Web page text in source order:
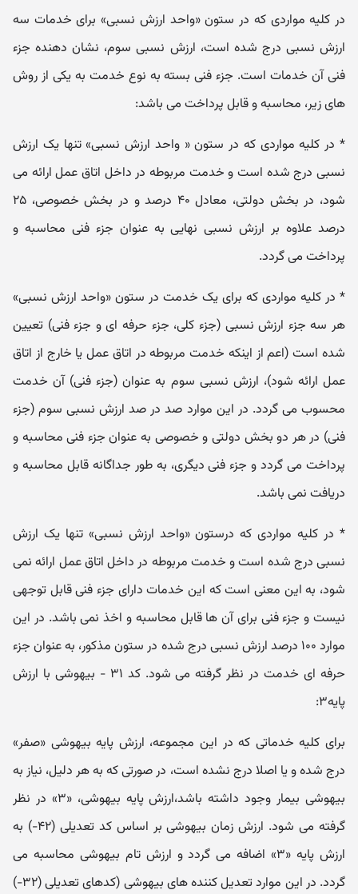
در کلیه مواردی که در ستون «واحد ارزش نسبی» برای خدمات سه
ارزش نسبی درج شده است، ارزش نسبی سوم، نشان دهنده جزء
فنی آن خدمات است. جزء فنی بسته به نوع خدمت به یکی از روش
های زیر، محاسبه و قابل پرداخت می باشد:
* در کلیه مواردی که در ستون « واحد ارزش نسبی» تنها یک ارزش
نسبی درج شده است و خدمت مربوطه در داخل اتاق عمل ارائه می
شود، در بخش دولتی، معادل ۴۰ درصد و در بخش خصوصی، ۲۵
درصد علاوه بر ارزش نسبی نهایی به عنوان جزء فنی محاسبه و
پرداخت می گردد.
* در کلیه مواردی که برای یک خدمت در ستون «واحد ارزش نسبی»
هر سه جزء ارزش نسبی (جزء کلی، جزء حرفه ای و جزء فنی) تعیین
شده است (اعم از اینکه خدمت مربوطه در اتاق عمل یا خارج از اتاق
عمل ارائه شود)، ارزش نسبی سوم به عنوان (جزء فنی) آن خدمت
محسوب می گردد. در این موارد صد در صد ارزش نسبی سوم (جزء
فنی) در هر دو بخش دولتی و خصوصی به عنوان جزء فنی محاسبه و
پرداخت می گردد و جزء فنی دیگری، به طور جداگانه قابل محاسبه و
دریافت نمی باشد.
* در کلیه مواردی که درستون «واحد ارزش نسبی» تنها یک ارزش
نسبی درج شده است و خدمت مربوطه در داخل اتاق عمل ارائه نمی
شود، به این معنی است که این خدمات دارای جزء فنی قابل توجهی
نیست و جزء فنی برای آن ها قابل محاسبه و اخذ نمی باشد. در این
موارد ۱۰۰ درصد ارزش نسبی درج شده در ستون مذکور، به عنوان جزء
حرفه ای خدمت در نظر گرفته می شود. کد ۳۱ - بیهوشی با ارزش
پایه۳:
برای کلیه خدماتی که در این مجموعه، ارزش پایه بیهوشی «صفر»
درج شده و یا اصلا درج نشده است، در صورتی که به هر دلیل، نیاز به
بیهوشی بیمار وجود داشته باشد،ارزش پایه بیهوشی، «۳» در نظر
گرفته می شود. ارزش زمان بیهوشی بر اساس کد تعدیلی (۴۲-) به
ارزش پایه «۳» اضافه می گردد و ارزش تام بیهوشی محاسبه می
گردد. در این موارد تعدیل کننده های بیهوشی (کدهای تعدیلی (۳۲-)